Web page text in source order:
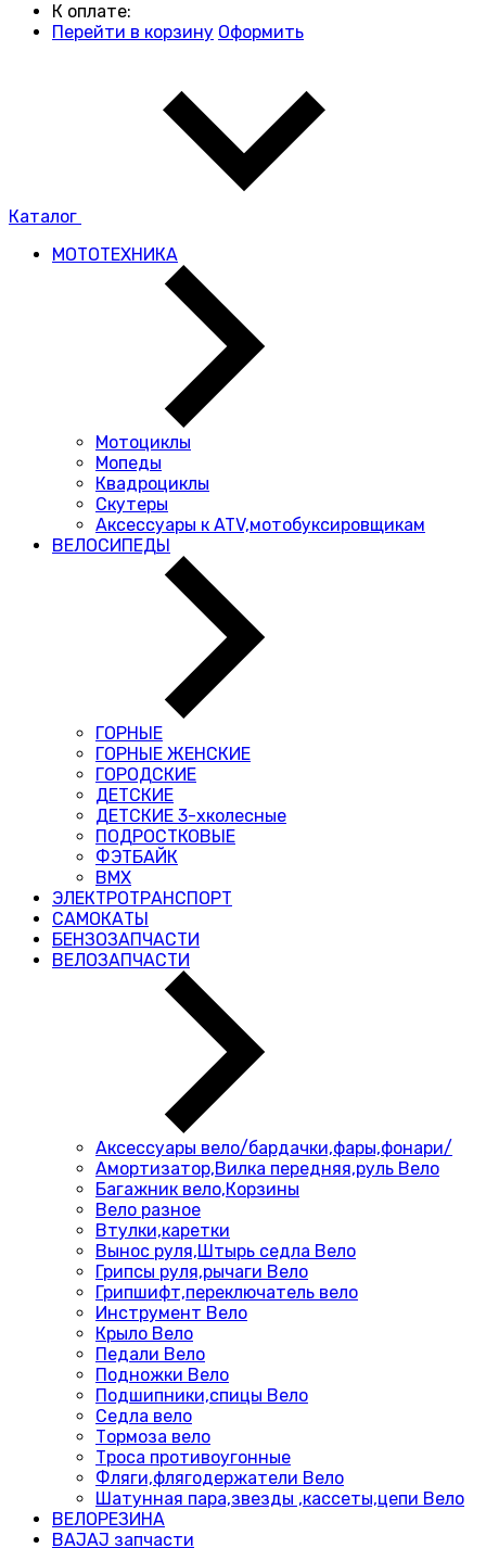
К оплате:
Перейти в корзину Оформить
Каталог
МОТОТЕХНИКА
Мотоциклы
Мопеды
Квадроциклы
Скутеры
Аксессуары к ATV,мотобуксировщикам
ВЕЛОСИПЕДЫ
ГОРНЫЕ
ГОРНЫЕ ЖЕНСКИЕ
ГОРОДСКИЕ
ДЕТСКИЕ
ДЕТСКИЕ 3-хколесные
ПОДРОСТКОВЫЕ
ФЭТБАЙК
BMX
ЭЛЕКТРОТРАНСПОРТ
САМОКАТЫ
БЕНЗОЗАПЧАСТИ
ВЕЛОЗАПЧАСТИ
Аксессуары вело/бардачки,фары,фонари/
Амортизатор,Вилка передняя,руль Вело
Багажник вело,Корзины
Вело разное
Втулки,каретки
Вынос руля,Штырь седла Вело
Грипсы руля,рычаги Вело
Грипшифт,переключатель вело
Инструмент Вело
Крыло Вело
Педали Вело
Подножки Вело
Подшипники,спицы Вело
Седла вело
Тормоза вело
Троса противоугонные
Фляги,флягодержатели Вело
Шатунная пара,звезды ,кассеты,цепи Вело
ВЕЛОРЕЗИНА
BAJAJ запчасти